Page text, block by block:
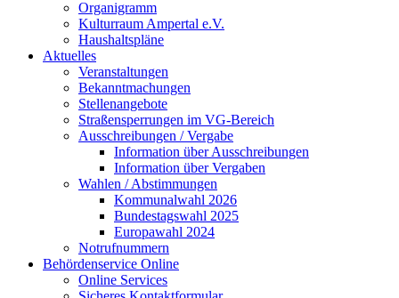
Organigramm
Kulturraum Ampertal e.V.
Haushaltspläne
Aktuelles
Veranstaltungen
Bekanntmachungen
Stellenangebote
Straßensperrungen im VG-Bereich
Ausschreibungen / Vergabe
Information über Ausschreibungen
Information über Vergaben
Wahlen / Abstimmungen
Kommunalwahl 2026
Bundestagswahl 2025
Europawahl 2024
Notrufnummern
Behördenservice Online
Online Services